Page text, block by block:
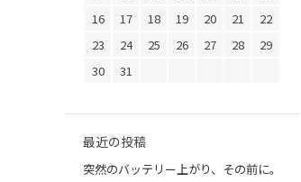
16
17 18 19 20 21
22
23
24 25 26 27 28
29
30
31
最近の投稿
突然のバッテリー上がり、その前に。